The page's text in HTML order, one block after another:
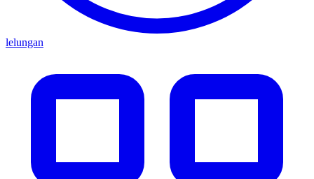
lelungan